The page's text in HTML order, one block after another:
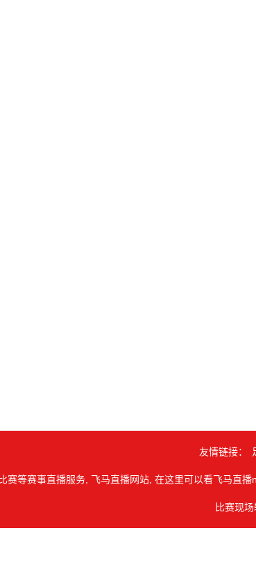
友情链接：
赛等赛事直播服务, 飞马直播网站, 在这里可以看飞马直
比赛现